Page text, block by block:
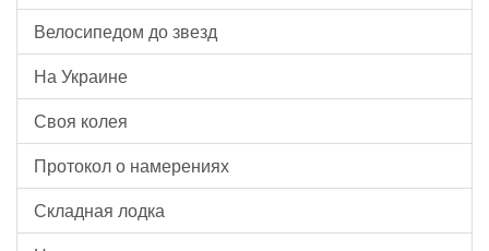
Велосипедом до звезд
На Украине
Своя колея
Протокол о намерениях
Складная лодка